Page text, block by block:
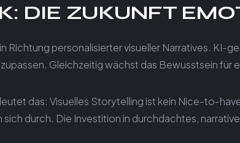
DIE ZUKUNFT
Richtung personalisierter visueller Narratives.
Gleichzeitig wächst das Bewusstsein
das: Visuelles Storytelling ist kein Nice-to-
sich durch. Die Investition in durchdachtes,